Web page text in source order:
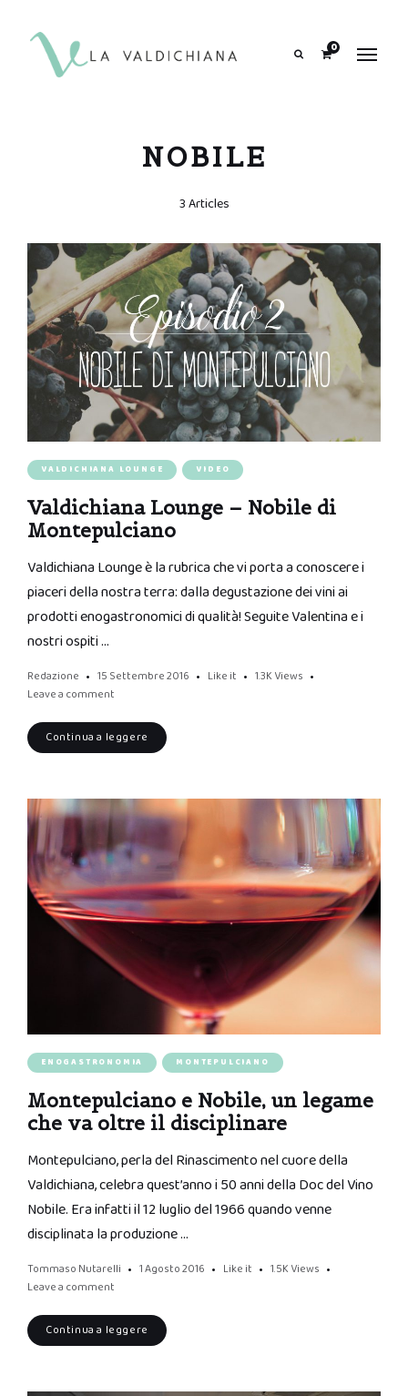
0
NOBILE
3 Articles
VALDICHIANA LOUNGE VIDEO
Valdichiana Lounge – Nobile di
Montepulciano
Valdichiana Lounge è la rubrica che vi porta a conoscere i
piaceri della nostra terra: dalla degustazione dei vini ai
prodotti enogastronomici di qualità! Seguite Valentina e i
nostri ospiti …
Redazione 15 Settembre 2016 Like it 1.3K Views
Leave a comment
Continua a leggere
ENOGASTRONOMIA MONTEPULCIANO
Montepulciano e Nobile, un legame
che va oltre il disciplinare
Montepulciano, perla del Rinascimento nel cuore della
Valdichiana, celebra quest’anno i 50 anni della Doc del Vino
Nobile. Era infatti il 12 luglio del 1966 quando venne
disciplinata la produzione …
Tommaso Nutarelli 1 Agosto 2016 Like it 1.5K Views
Leave a comment
Continua a leggere